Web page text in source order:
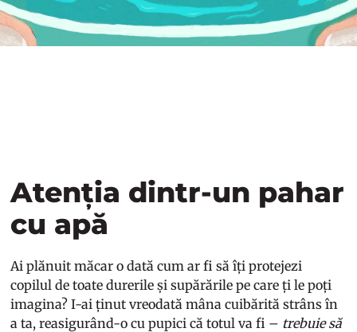
Atenția dintr-un pahar
cu apă
Ai plănuit măcar o dată cum ar fi să îți protejezi
copilul de toate durerile și supărările pe care ți le poți
imagina? I-ai ținut vreodată mâna cuibărită strâns în
a ta, reasigurând-o cu pupici că totul va fi – trebuie să